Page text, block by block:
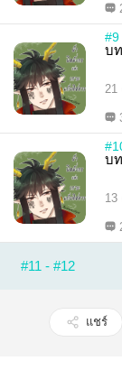
#9
21
13
#11 - #12
แชร์